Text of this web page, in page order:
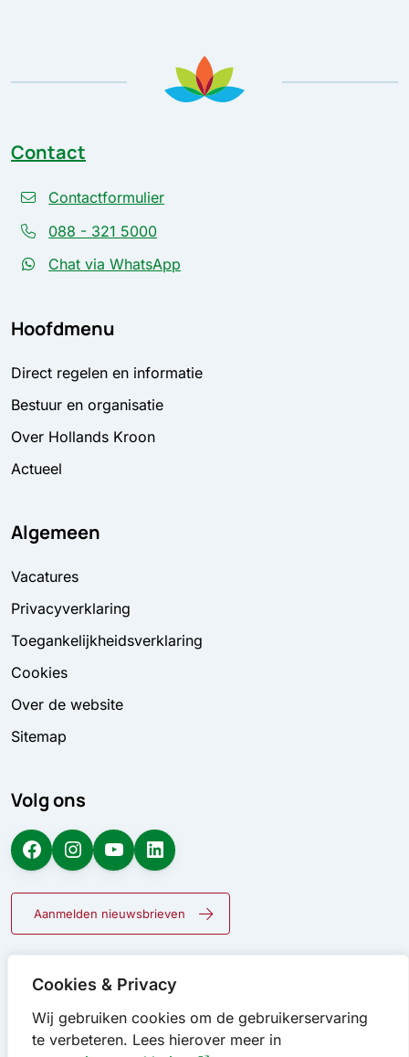
Cookies & Privacy
Wij gebruiken cookies om de gebruikerservaring
te verbeteren. Lees hierover meer in
Contact
Contactformulier
088 - 321 5000
Chat via WhatsApp
Hoofdmenu
Direct regelen en informatie
Bestuur en organisatie
Over Hollands Kroon
Actueel
Algemeen
Vacatures
Privacyverklaring
Toegankelijkheidsverklaring
Cookies
Over de website
Sitemap
Volg ons
Facebook Instagram YouTube LinkedIn
Aanmelden nieuwsbrieven